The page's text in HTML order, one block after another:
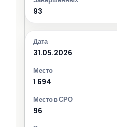
93
31.05.2026
1 694
96